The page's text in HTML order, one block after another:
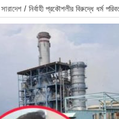
সারাদেশ / নির্বাহী প্রকৌশলীর বিরুদ্ধে ধর্ম